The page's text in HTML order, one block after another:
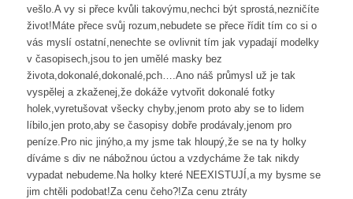
vešlo.A vy si přece kvůli takovýmu,nechci být sprostá,nezničíte
život!Máte přece svůj rozum,nebudete se přece řídit tím co si o
vás myslí ostatní,nenechte se ovlivnit tím jak vypadají modelky
v časopisech,jsou to jen umělé masky bez
života,dokonalé,dokonalé,pch….Ano náš průmysl už je tak
vyspělej a zkaženej,že dokáže vytvořit dokonalé fotky
holek,vyretušovat všecky chyby,jenom proto aby se to lidem
líbilo,jen proto,aby se časopisy dobře prodávaly,jenom pro
peníze.Pro nic jinýho,a my jsme tak hloupý,že se na ty holky
díváme s div ne nábožnou úctou a vzdycháme že tak nikdy
vypadat nebudeme.Na holky které NEEXISTUJÍ,a my bysme se
jim chtěli podobat!Za cenu čeho?!Za cenu ztráty